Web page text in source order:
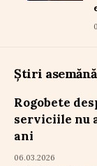
Știri
Rogobete
serviciile nu
ani
06.03.2026